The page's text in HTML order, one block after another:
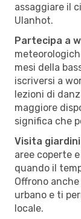
assaggiare il
Ulanhot.
Partecipa a
mesi della
iscriversi a
lezioni di
maggiore
significa che
Visita
aree coperte
quando il
Offrono
urbano e ti
locale.